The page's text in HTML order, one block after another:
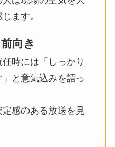
ます。
向き
任時には「しっかり
と意気込みを語っ
感のある放送を見